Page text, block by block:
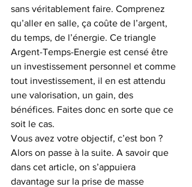
sans véritablement faire. Comprenez
qu’aller en salle, ça coûte de l’argent,
du temps, de l’énergie. Ce triangle
Argent-Temps-Energie est censé être
un investissement personnel et comme
tout investissement, il en est attendu
une valorisation, un gain, des
bénéfices. Faites donc en sorte que ce
soit le cas.
Vous avez votre objectif, c’est bon ?
Alors on passe à la suite. A savoir que
dans cet article, on s’appuiera
davantage sur la prise de masse